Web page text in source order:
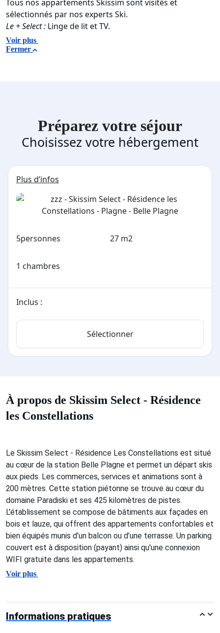
Tous nos appartements Skissim sont visités et
sélectionnés par nos experts Ski.
Le + Select : Linge de lit et TV.
Voir plus
Fermer
Préparez votre séjour
Choisissez votre hébergement
Plus d’infos
5personnes 27 m2
1 chambres
Inclus :
Sélectionner
À propos de Skissim Select - Résidence
les Constellations
Le Skissim Select - Résidence Les Constellations est situé
au cœur de la station Belle Plagne et permet un départ skis
aux pieds. Les commerces, services et animations sont à
200 mètres. Cette station piétonne se trouve au cœur du
domaine Paradiski et ses 425 kilomètres de pistes.
L'établissement se compose de bâtiments aux façades en
bois et lauze, qui offrent des appartements confortables et
bien équipés munis d’un balcon ou d’une terrasse. Un parking
couvert est à disposition (payant) ainsi qu'une connexion
WIFI gratuite dans les appartements.
Voir plus
Informations pratiques